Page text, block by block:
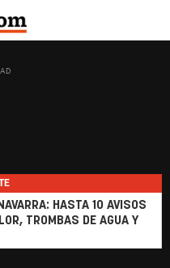
HASTA 10 AVISOS
TROMBAS DE AGUA Y